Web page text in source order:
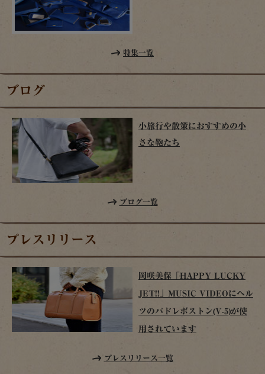
特集一覧
ブログ
小旅行や散策におすすめの小
さな鞄たち
ブログ一覧
プレスリリース
岡咲美保「HAPPY LUCKY
JET!!」MUSIC VIDEOにヘル
ツのパドレボストン(V-5)が使
用されています
プレスリリース一覧